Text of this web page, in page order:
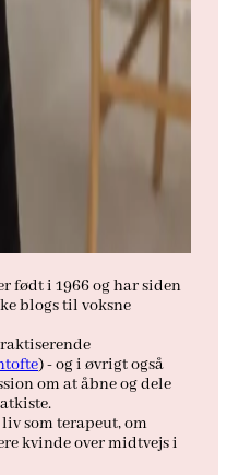
født i 1966 og har siden
blogs til voksne
) - og i øvrigt også
om at åbne og dele
som terapeut, om
kvinde over midtvejs i